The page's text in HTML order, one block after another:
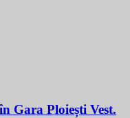
Gara Ploiești Vest.